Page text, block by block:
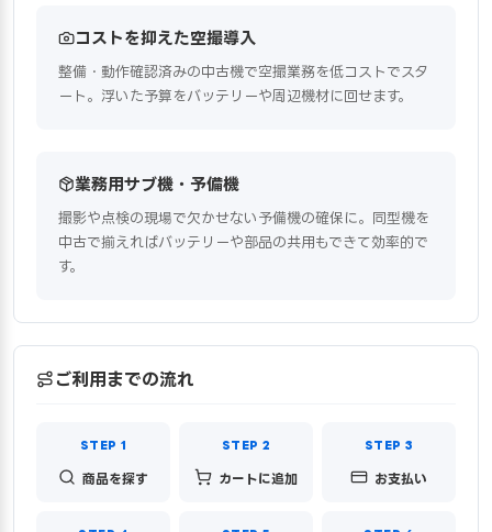
コストを抑えた空撮導入
整備・動作確認済みの中古機で空撮業務を低コストでスタ
ート。浮いた予算をバッテリーや周辺機材に回せます。
業務用サブ機・予備機
撮影や点検の現場で欠かせない予備機の確保に。同型機を
中古で揃えればバッテリーや部品の共用もできて効率的で
す。
ご利用までの流れ
商品を探す カートに追加 お支払い